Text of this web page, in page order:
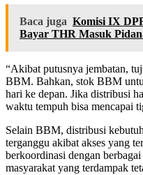
Baca juga Komisi IX
Bayar THR Masuk
“Akibat putusnya jembatan,
BBM. Bahkan, stok BBM
hari ke depan. Jika distribusi
waktu tempuh bisa mencapai
Selain BBM, distribusi
terganggu akibat akses yang
berkoordinasi dengan
masyarakat yang terdampak